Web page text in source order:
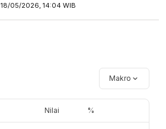
18/05/2026, 14:04 WIB
Makro
Nilai %